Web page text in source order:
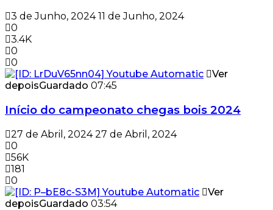
3 de Junho, 2024 11 de Junho, 2024
0
3.4K
0
0
Ver
depoisGuardado 07:45
Início do campeonato chegas bois 2024
27 de Abril, 2024 27 de Abril, 2024
0
56K
181
0
Ver
depoisGuardado 03:54